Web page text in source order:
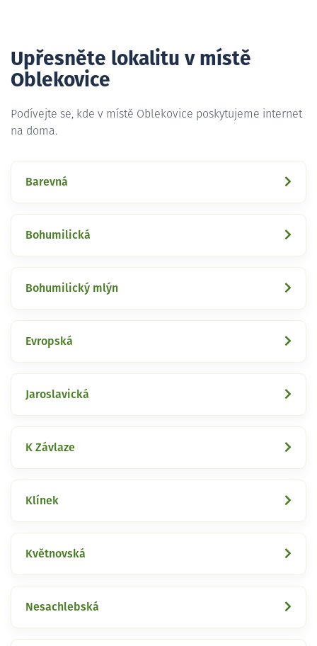
Upřesněte lokalitu v místě
Oblekovice
Podívejte se, kde v místě Oblekovice poskytujeme internet
na doma.
Barevná
Bohumilická
Bohumilický mlýn
Evropská
Jaroslavická
K Závlaze
Klínek
Květnovská
Nesachlebská